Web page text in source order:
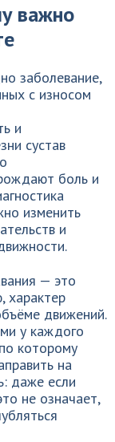
важно
заболевание,
с износом
и
сустав
боль и
изменить
и
— это
характер
движений.
у каждого
которому
на
даже если
не означает,